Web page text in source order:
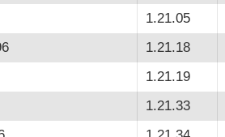
1.21.05
1.21.18
1.21.19
1.21.33